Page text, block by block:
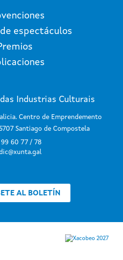
espectáculos
Industrias Culturais
Centro de Emprendemento
Santiago de Compostela
99 60 77 / 78
AL BOLETÍN